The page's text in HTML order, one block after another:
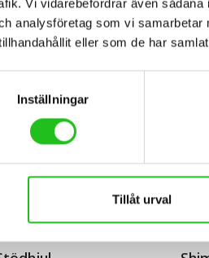
Vi vidarebefordrar även
analysföretag som vi
eller som de har
Inställningar
Tillåt urval
design som snabbt drar
det lättjusterade Ergo Fit-systemet
funktionella och justerbara
konkurrenskraftigt pris.